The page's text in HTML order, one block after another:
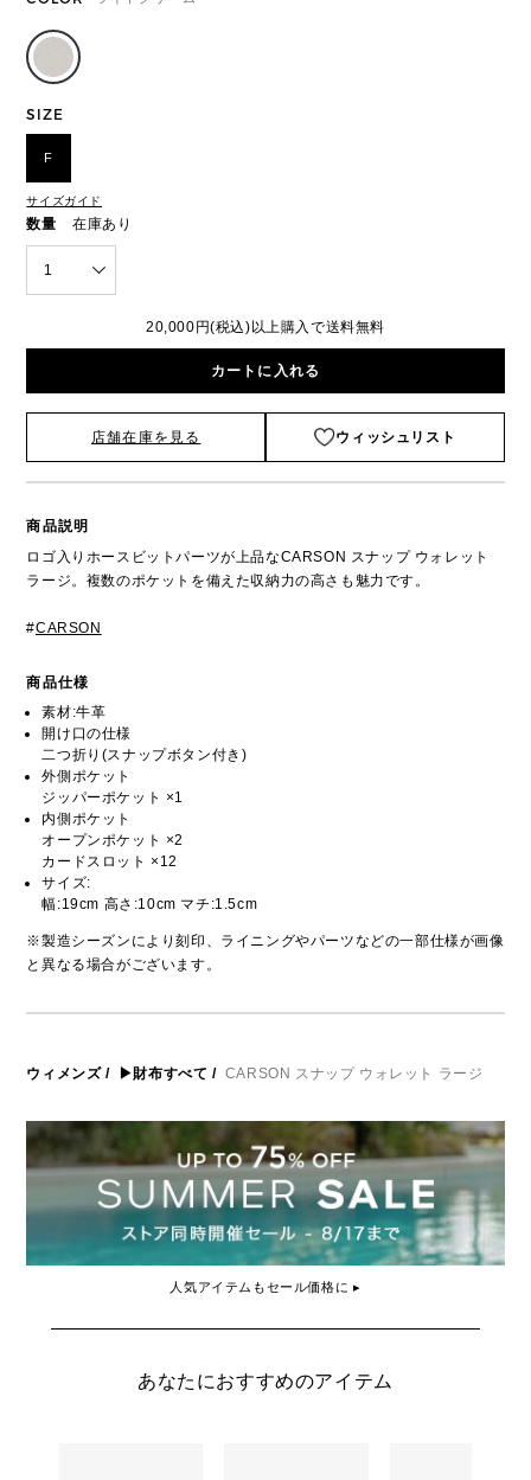
SIZE
F
サイズガイド
数量 在庫あり
1
20,000円(税込)以上購入で送料無料
カートに入れる
店舗在庫を見る ウィッシュリスト
商品説明
ロゴ入りホースビットパーツが上品なCARSON スナップ ウォレット
ラージ。複数のポケットを備えた収納力の高さも魅力です。
#CARSON
商品仕様
素材:牛革
開け口の仕様
二つ折り(スナップボタン付き)
外側ポケット
ジッパーポケット ×1
内側ポケット
オープンポケット ×2
カードスロット ×12
サイズ:
幅:19cm 高さ:10cm マチ:1.5cm
※製造シーズンにより刻印、ライニングやパーツなどの一部仕様が画像
と異なる場合がございます。
ウィメンズ/ ▶財布すべて / CARSON スナップ ウォレット ラージ
人気アイテムもセール価格に ▸
あなたにおすすめのアイテム